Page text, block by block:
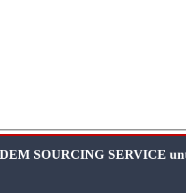
SOURCING SERVICE